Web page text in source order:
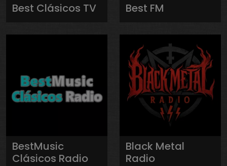
Best Clásicos TV Best FM
BestMusic
Clásicos Radio
Black Metal
Radio